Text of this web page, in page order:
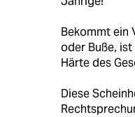
Bekommt ein
oder Buße,
Härte des
Diese